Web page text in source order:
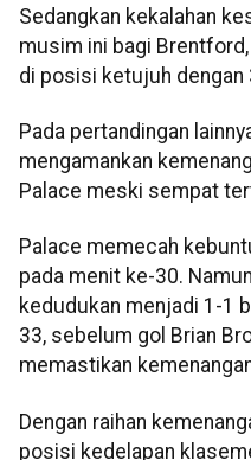
Sedangkan kekalahan
musim ini bagi
di posisi ketujuh dengan
Pada pertandingan
mengamankan
Palace meski sempat
Palace memecah
pada menit ke-30.
kedudukan menjadi 1-1
33, sebelum gol Brian
memastikan
Dengan raihan
posisi kedelapan